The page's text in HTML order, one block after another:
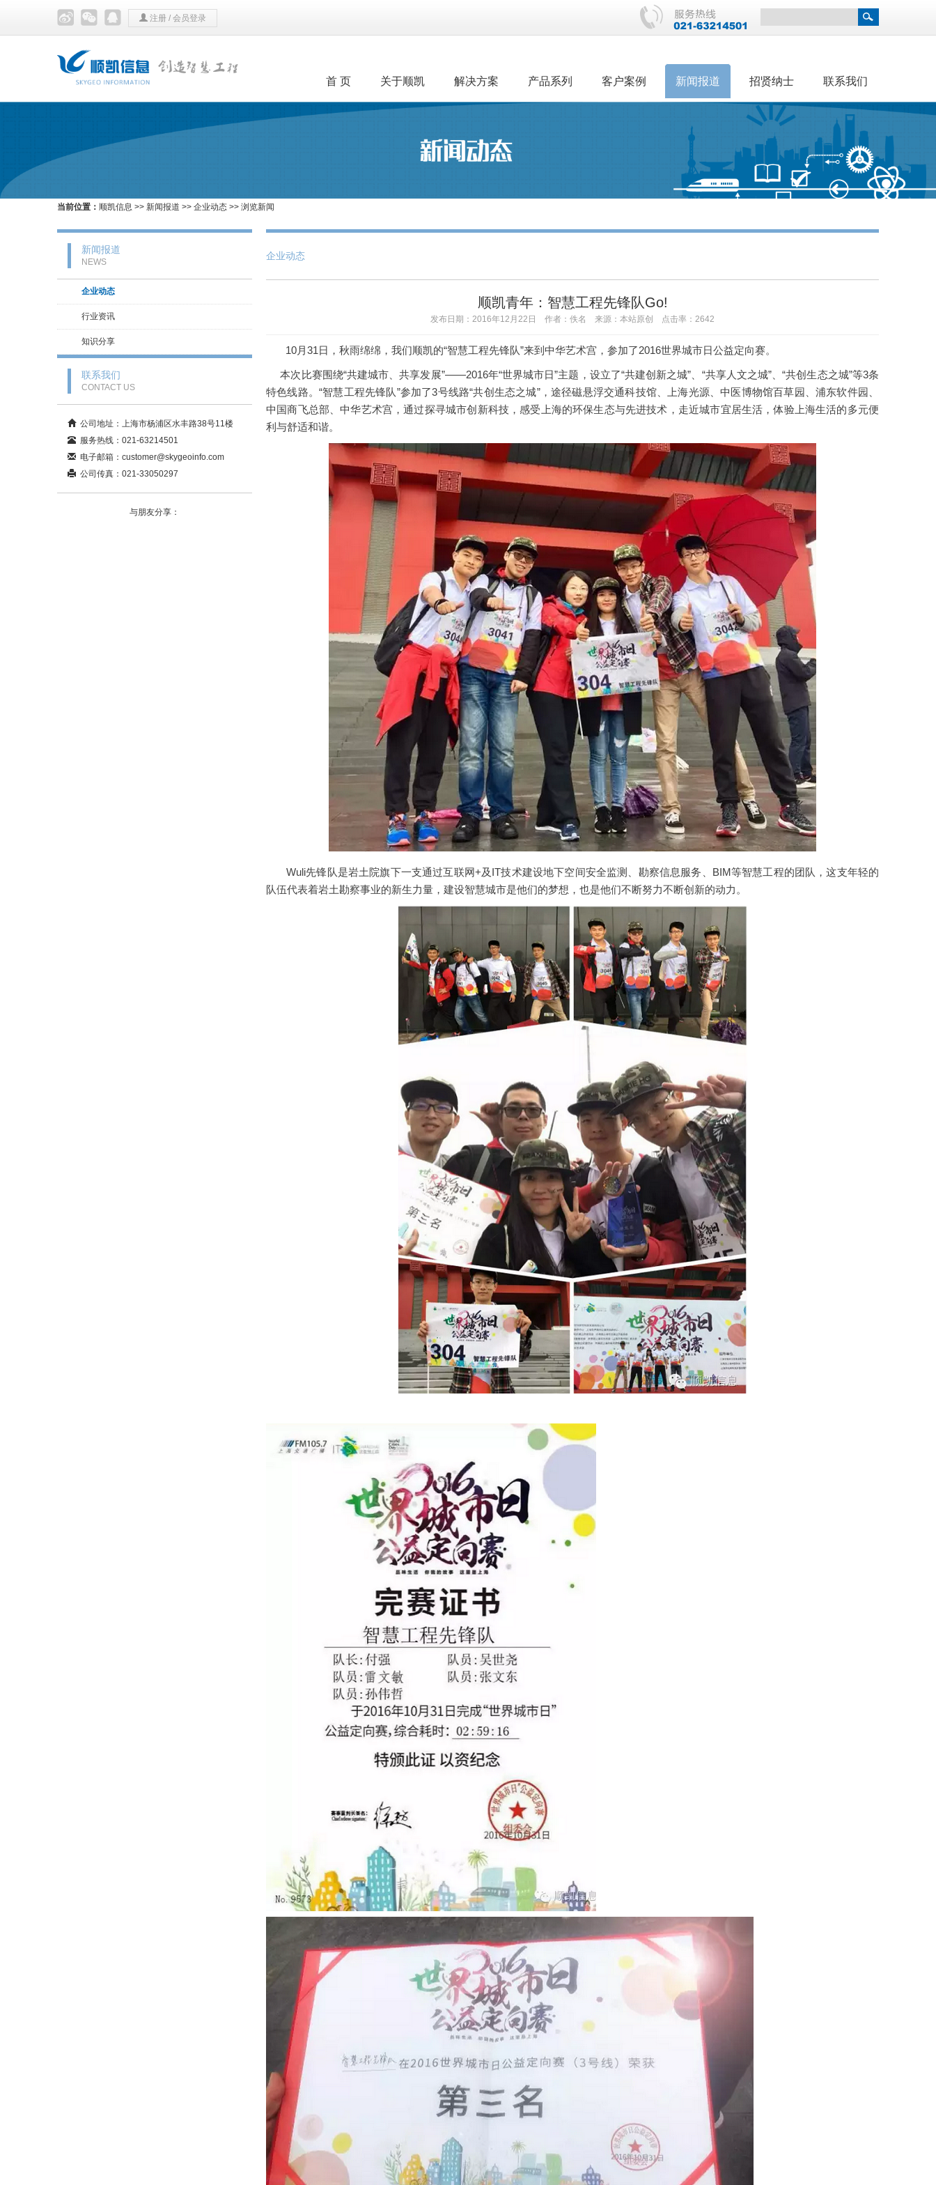
注册 / 会员登录
首 页 关于顺凯 解决方案 产品系列 客户案例 新闻报道 招贤纳士 联系我们
当前位置： 顺凯信息 >> 新闻报道 >> 企业动态 >> 浏览新闻
新闻报道
NEWS
企业动态
行业资讯
知识分享
联系我们
CONTACT US
公司地址：上海市杨浦区水丰路38号11楼
服务热线：021-63214501
电子邮箱：customer@skygeoinfo.com
公司传真：021-33050297
与朋友分享：
企业动态
顺凯青年：智慧工程先锋队Go!
发布日期：2016年12月22日 作者：佚名 来源：本站原创 点击率： 2642
10月31日，秋雨绵绵，我们顺凯的“智慧工程先锋队”来到中华艺术宫，参加了2016世界城市日公益定向赛。
本次比赛围绕“共建城市、共享发展”——2016年“世界城市日”主题，设立了“共建创新之城”、“共享人文之城”、“共创生态之城”等3条
特色线路。“智慧工程先锋队”参加了3号线路“共创生态之城”，途径磁悬浮交通科技馆、上海光源、中医博物馆百草园、浦东软件园、
中国商飞总部、中华艺术宫，通过探寻城市创新科技，感受上海的环保生态与先进技术，走近城市宜居生活，体验上海生活的多元便
利与舒适和谐。
Wuli先锋队是岩土院旗下一支通过互联网+及IT技术建设地下空间安全监测、勘察信息服务、BIM等智慧工程的团队，这支年轻的
队伍代表着岩土勘察事业的新生力量，建设智慧城市是他们的梦想，也是他们不断努力不断创新的动力。